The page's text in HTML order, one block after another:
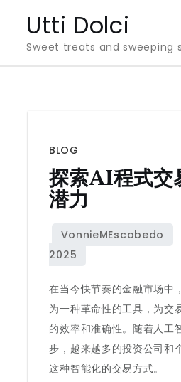
content
Utti Dolci
Sweet treats and sweeping
BLOG
探索AI程式交
潜力
在当今快节奏的金融市场中，
为一种革命性的工具，为交
的效率和准确性。随着人工
步，越来越多的投资公司和
这种智能化的交易方式。